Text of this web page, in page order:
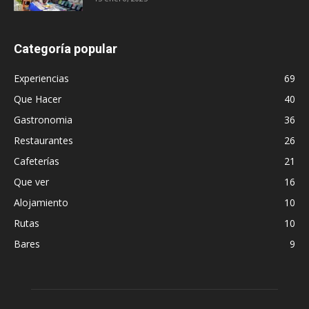
Categoría popular
Experiencias
69
Que Hacer
40
Gastronomia
36
Restaurantes
26
Cafeterías
21
Que ver
16
Alojamiento
10
Rutas
10
Bares
9